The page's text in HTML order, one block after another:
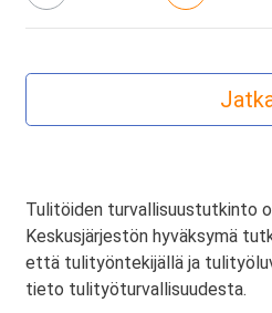
Tulitöiden turvallisuustutkinto
Keskusjärjestön hyväksymä
että tulityöntekijällä ja
tieto tulityöturvallisuudesta.